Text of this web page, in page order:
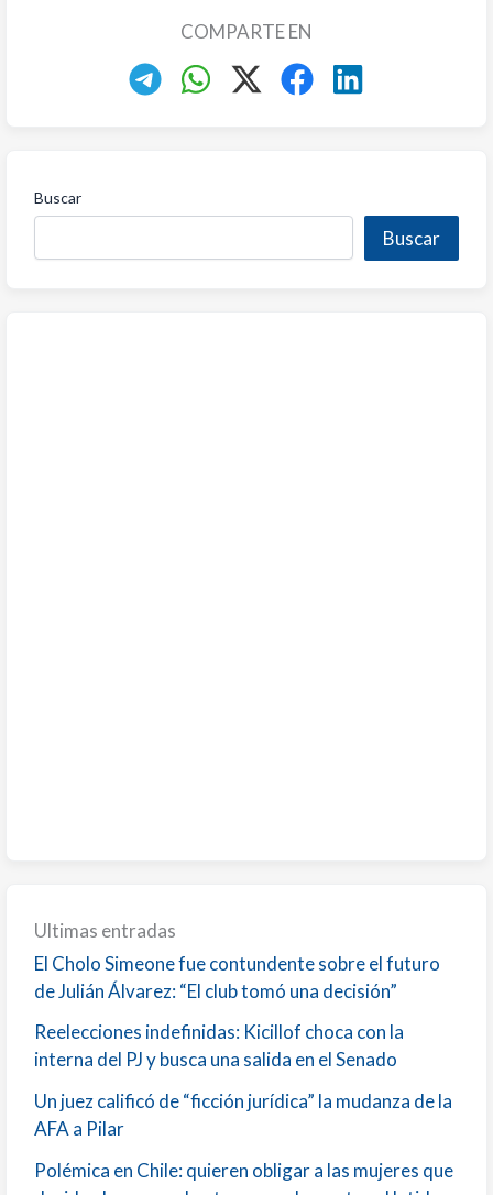
COMPARTE EN
Buscar
Buscar
Ultimas entradas
El Cholo Simeone fue contundente sobre el futuro
de Julián Álvarez: “El club tomó una decisión”
Reelecciones indefinidas: Kicillof choca con la
interna del PJ y busca una salida en el Senado
Un juez calificó de “ficción jurídica” la mudanza de la
AFA a Pilar
Polémica en Chile: quieren obligar a las mujeres que